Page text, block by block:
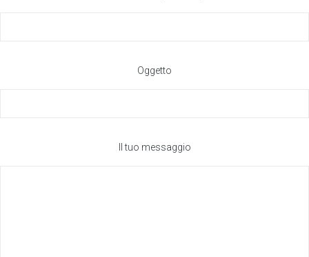
Oggetto
Il tuo messaggio